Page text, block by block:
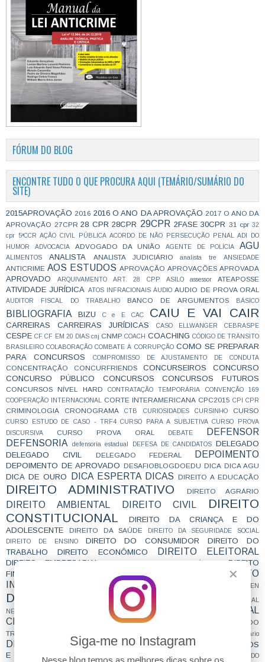
✕
Siga-me no Instagram
Nesse blog temos as melhores dicas sobre os
FÓRUM DO BLOG
ENCONTRE TUDO O QUE PROCURA AQUI (TEMÁRIO/SUMÁRIO DO
SITE)
2015APROVAÇÃO 2016 2016 O ANO DA APROVAÇÃO 2017 O ANO DA
APROVAÇÃO 27CPR 28 CPR 28CPR 29CPR 2FASE 30CPR 31 cpr 32
cpr
5ªCCR AÇÃO CIVIL PÚBLICA ACORDO DE NÃO PERSECUÇÃO PENAL
ADI DO
HUMOR
ADVOCACIA ADVOGADO DA UNIÃO AGENTE DE POLÍCIA AGU
ALIMENTOS ANALISTA ANALISTA JUDICIÁRIO analista tre ANSIEDADE
ANTICRIME AOS ESTUDOS APROVAÇÃO APROVAÇÕES APROVADA
APROVADO ARQUIVAMENTO ART. 28 CPP ASILO assessor ATEAPOSSE
ATIVIDADE JURÍDICA ATOS INFRACIONAIS ÁUDIO AUDIO DE PROVA ORAL
AUDITOR FISCAL DO TRABALHO BANCO DE ARGUMENTOS BÁSICO
BIBLIOGRAFIA BIZU C e E CAC CAIU E VAI CAIR
CARREIRAS CARREIRAS JURÍDICAS CASO ELLWANGER CEBRASPE
CESPE CF CF EM 20 DIAS cnj CNMP COACH COACHING CÓDIGO DE TRÂNSITO
BRASILEIRO COLABORAÇÃO COMBATE À CORRUPÇÃO COMO SE PREPARAR
PARA CONCURSOS
COMPROMISSO DE AJUSTAMENTO DE CONDUTA
CONCENTRAÇÃO CONCURFRIENDS CONCURSEIROS
CONCURSO
CONCURSO PÚBLICO
CONCURSOS CONCURSOS FUTUROS
CONCURSOS NÍVEL HARD CONTRATAÇÃO TEMPORÁRIA
CONVENÇÃO 169
COOPERAÇÃO INTERNACIONAL
CORTE INTERAMERICANA CPC2015 CPI CPR
CRIMINOLOGIA CRONOGRAMA CTB CURIOSIDADES CURSINHO CURSO
CURSO ESTUDO DE CASO - TRF4 CURSO PARA A SUBJETIVA
CURSO PROVA
DISCURSIVA
CURSO PROVA ORAL DEBATE
DEFENSOR
DEFENSORIA
defensoria estadual DEFESA DE CANDIDATOS
DELEGADO
DELEGADO CIVIL
DELEGADO FEDERAL DEPOIMENTO
DEPOIMENTO DE APROVADO DESAFIOBLOGDOEDU DICA DICA AGU
DICA DE OURO DICA ESPERTA DICAS DIREITO A EDUCAÇÃO
DIREITO ADMINISTRATIVO DIREITO AGRÁRIO
DIREITO AMBIENTAL DIREITO CIVIL
DIREITO
CONSTITUCIONAL
DIREITO DA CRIANÇA E DO
ADOLESCENTE
DIREITO DA SAÚDE
DIREITO DA SEGURIDADE SOCIAL
DIREITO DE ENSINO
DIREITO DO CONSUMIDOR
DIREITO DO
TRABALHO
DIREITO ECONÔMICO DIREITO ELEITORAL
DIREITO EMPRESARIAL
DIREITO
FINANCEIRO
DIREITO INSTITUCIONAL
DIREITO
INTERNACIONAL
DIREITO MILITAR DIREITO PEN
DIREITO PENAL DIREITO PENAL INDÍGENA
DIREITO PENAL
NEGOCIAL
DIREITO PREVIDENCIÁRIO
DIREITO PROCESSUAL
CIVIL
DIREITO PROCESSUAL COLETIVO
DIREITO PROCESSUAL DO
TRABALHO
direito sanitário
DIREITO TRIBUTÁRIO DIREITO URBANÍSTICO DIREITOS DIFUSOS
E COLETIVOS
DIREITOS DO CONCURSEIRO DIREITOS DO CONTRATADO